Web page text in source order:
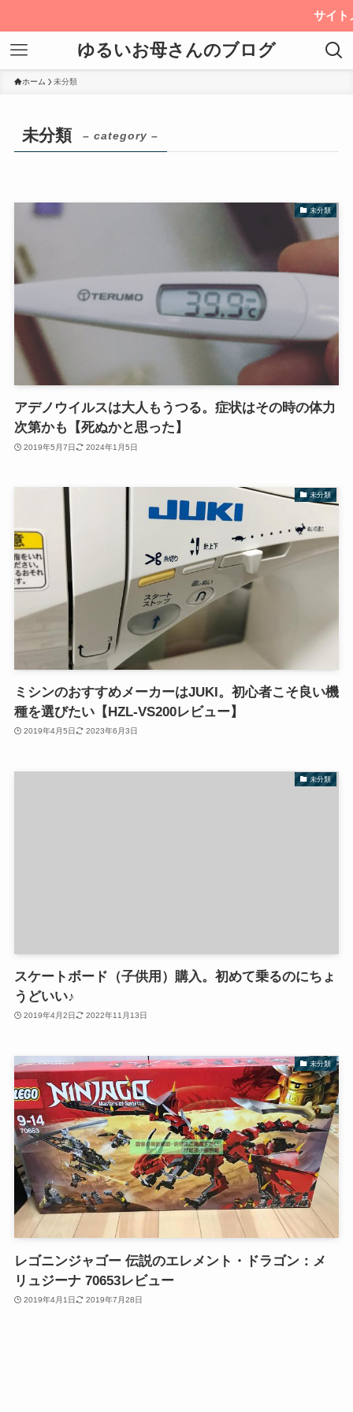
サイトメンテナ
ゆるいお母さんのブログ
ホーム 未分類
未分類 – category –
未分類
アデノウイルスは大人もうつる。症状はその時の体力
次第かも【死ぬかと思った】
2019年5月7日 2024年1月5日
未分類
ミシンのおすすめメーカーはJUKI。初心者こそ良い機
種を選びたい【HZL-VS200レビュー】
2019年4月5日 2023年6月3日
未分類
スケートボード（子供用）購入。初めて乗るのにちょ
うどいい♪
2019年4月2日 2022年11月13日
未分類
レゴニンジャゴー 伝説のエレメント・ドラゴン：メ
リュジーナ 70653レビュー
2019年4月1日 2019年7月28日